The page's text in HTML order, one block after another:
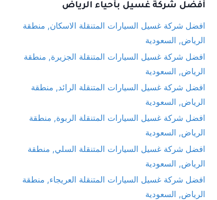
أفضل شركة غسيل بأحياء الرياض
افضل شركة غسيل السيارات المتنقلة الاسكان, منطقة
الرياض, السعودية
افضل شركة غسيل السيارات المتنقلة الجزيرة, منطقة
الرياض, السعودية
افضل شركة غسيل السيارات المتنقلة الرائد, منطقة
الرياض, السعودية
افضل شركة غسيل السيارات المتنقلة الربوة, منطقة
الرياض, السعودية
افضل شركة غسيل السيارات المتنقلة السلي, منطقة
الرياض, السعودية
افضل شركة غسيل السيارات المتنقلة العريجاء, منطقة
الرياض, السعودية